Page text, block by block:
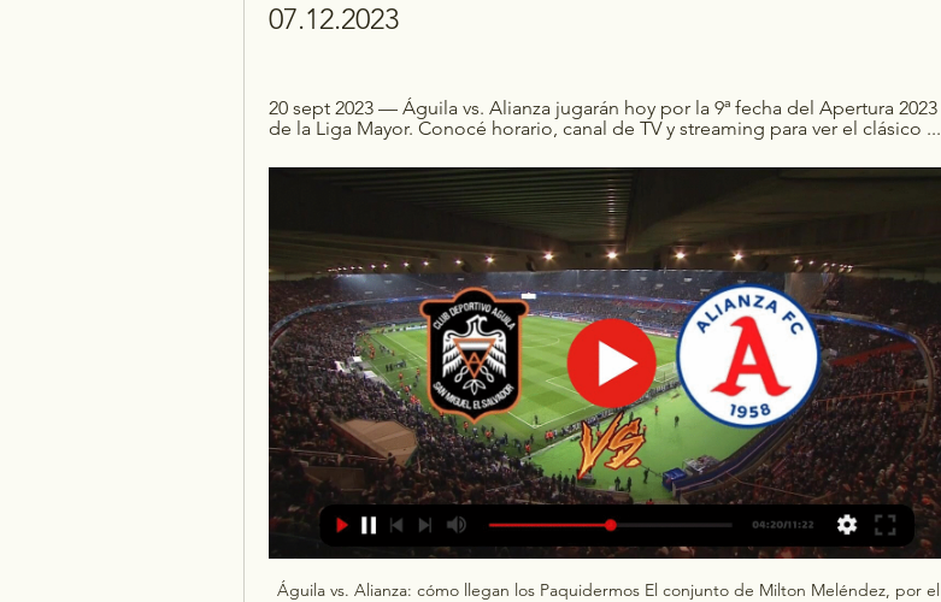
07.12.2023
20 sept 2023 — Águila vs. Alianza jugarán hoy por la 9ª fecha del Apertura 2023
de la Liga Mayor. Conocé horario, canal de TV y streaming para ver el clásico ...
Águila vs. Alianza: cómo llegan los Paquidermos El conjunto de Milton Meléndez, por el